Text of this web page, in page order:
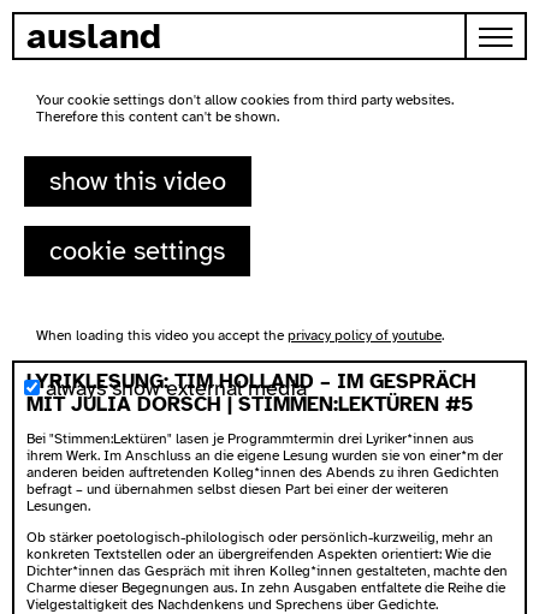
skip to content
ausland
Your cookie settings don't allow cookies from third party websites.
Therefore this content can't be shown.
show this video
cookie settings
When loading this video you accept the privacy policy of youtube.
always show external media
LYRIKLESUNG: TIM HOLLAND – IM GESPRÄCH
MIT JULIA DORSCH | STIMMEN:LEKTÜREN #5
Bei "Stimmen:Lektüren" lasen je Programmtermin drei Lyriker*innen aus
ihrem Werk. Im Anschluss an die eigene Lesung wurden sie von einer*m der
anderen beiden auftretenden Kolleg*innen des Abends zu ihren Gedichten
befragt – und übernahmen selbst diesen Part bei einer der weiteren
Lesungen.
Ob stärker poetologisch-philologisch oder persönlich-kurzweilig, mehr an
konkreten Textstellen oder an übergreifenden Aspekten orientiert: Wie die
Dichter*innen das Gespräch mit ihren Kolleg*innen gestalteten, machte den
Charme dieser Begegnungen aus. In zehn Ausgaben entfaltete die Reihe die
Vielgestaltigkeit des Nachdenkens und Sprechens über Gedichte.